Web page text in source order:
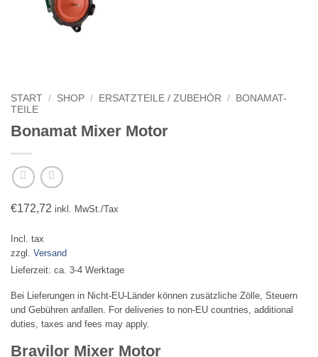
START / SHOP / ERSATZTEILE / ZUBEHÖR /
BONAMAT-
TEILE
Bonamat Mixer Motor
€172,72 inkl. MwSt./Tax
Incl. tax
zzgl. Versand
Lieferzeit: ca. 3-4 Werktage
Bei Lieferungen in Nicht-EU-Länder können zusätzliche Zölle, Steuern
und Gebühren anfallen. For deliveries to non-EU countries, additional
duties, taxes and fees may apply.
Bravilor Mixer Motor